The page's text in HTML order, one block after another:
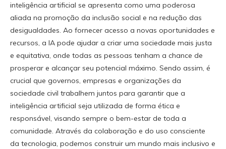
inteligência artificial se apresenta como uma poderosa
aliada na promoção da inclusão social e na redução das
desigualdades. Ao fornecer acesso a novas oportunidades e
recursos, a IA pode ajudar a criar uma sociedade mais justa
e equitativa, onde todas as pessoas tenham a chance de
prosperar e alcançar seu potencial máximo. Sendo assim, é
crucial que governos, empresas e organizações da
sociedade civil trabalhem juntos para garantir que a
inteligência artificial seja utilizada de forma ética e
responsável, visando sempre o bem-estar de toda a
comunidade. Através da colaboração e do uso consciente
da tecnologia, podemos construir um mundo mais inclusivo e